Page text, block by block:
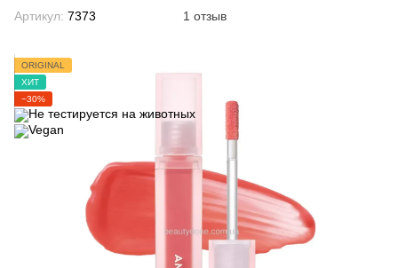
Артикул: 7373 1 отзыв
ORIGINAL
ХИТ
−30%